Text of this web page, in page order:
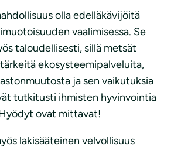
olla edelläkävijöitä
vaalimisessa. Se
taloudellisesti, sillä metsät
ekosysteemipalveluita,
ja sen vaikutuksia
tutkitusti ihmisten hyvinvointia
ovat mittavat!
lakisääteinen velvollisuus